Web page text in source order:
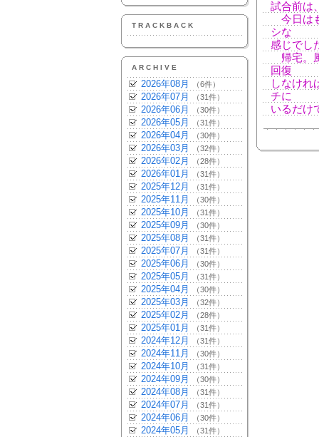
TRACKBACK
ARCHIVE
2026年08月 （6件）
2026年07月 （31件）
2026年06月 （30件）
2026年05月 （31件）
2026年04月 （30件）
2026年03月 （32件）
2026年02月 （28件）
2026年01月 （31件）
2025年12月 （31件）
2025年11月 （30件）
2025年10月 （31件）
2025年09月 （30件）
2025年08月 （31件）
2025年07月 （31件）
2025年06月 （30件）
2025年05月 （31件）
2025年04月 （30件）
2025年03月 （32件）
2025年02月 （28件）
2025年01月 （31件）
2024年12月 （31件）
2024年11月 （30件）
2024年10月 （31件）
2024年09月 （30件）
2024年08月 （31件）
2024年07月 （31件）
2024年06月 （30件）
2024年05月 （31件）
試合前は
今日は
シな
感じでし
帰宅。
回復
しなけれ
チに
いるだけ